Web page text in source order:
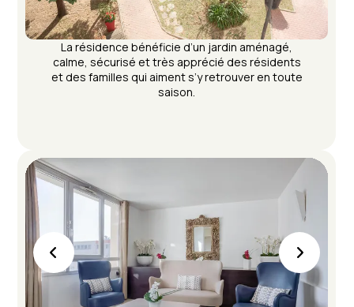
La résidence bénéficie d’un jardin aménagé,
calme, sécurisé et très apprécié des résidents
et des familles qui aiment s’y retrouver en toute
saison.